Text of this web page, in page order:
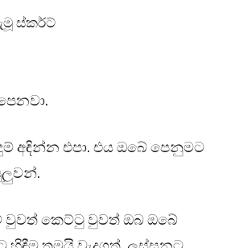
ස්කර්ට්
අඳින්න එපා. එය ඔබේ පෙනුමට
වුවත් කෙට්ටු වුවත් ඔබ ඔබේ